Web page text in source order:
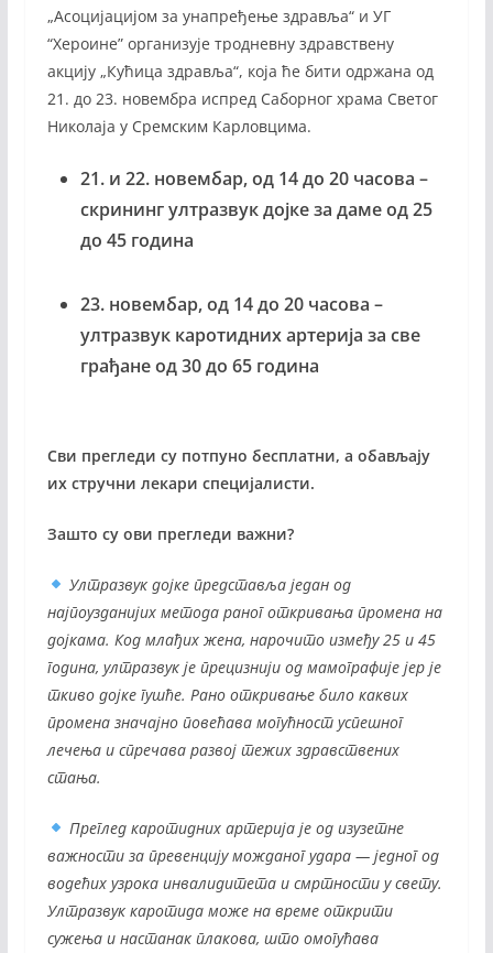
„Асоцијацијом за унапређење здравља“ и УГ
“Хероине” организује тродневну здравствену
акцију „Кућица здравља“, која ће бити одржана од
21. до 23. новембра испред Саборног храма Светог
Николаја у Сремским Карловцима.
21. и 22. новембар, од 14 до 20 часова –
скрининг ултразвук дојке за даме од 25
до 45 година
⁠23. новембар, од 14 до 20 часова –
ултразвук каротидних артерија за све
грађане од 30 до 65 година
Сви прегледи су потпуно бесплатни, а обављају
их стручни лекари специјалисти.
Зашто су ови прегледи важни?
Ултразвук дојке представља један од
најпоузданијих метода раног откривања промена на
дојкама. Код млађих жена, нарочито између 25 и 45
година, ултразвук је прецизнији од мамографије јер је
ткиво дојке гушће. Рано откривање било каквих
промена значајно повећава могућност успешног
лечења и спречава развој тежих здравствених
стања.
Преглед каротидних артерија је од изузетне
важности за превенцију можданог удара — једног од
водећих узрока инвалидитета и смртности у свету.
Ултразвук каротида може на време открити
сужења и настанак плакова, што омогућава